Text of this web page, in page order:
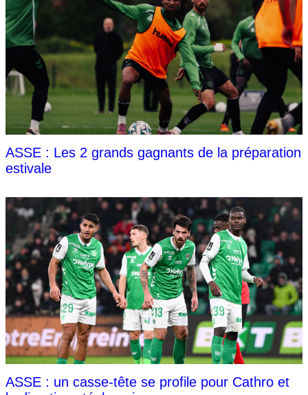
ASSE : Les 2 grands gagnants de la préparation
estivale
ASSE : un casse-tête se profile pour Cathro et